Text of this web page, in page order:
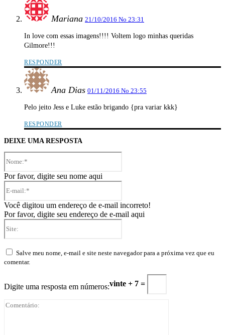
Mariana 21/10/2016 No 23:31
In love com essas imagens!!!! Voltem logo minhas queridas
Gilmore!!!
RESPONDER
Ana Dias 01/11/2016 No 23:55
Pelo jeito Jess e Luke estão brigando {pra variar kkk}
RESPONDER
DEIXE UMA RESPOSTA
Por favor, digite seu nome aqui
Você digitou um endereço de e-mail incorreto!
Por favor, digite seu endereço de e-mail aqui
Salve meu nome, e-mail e site neste navegador para a próxima vez que eu
comentar.
Digite uma resposta em números:vinte + 7 =